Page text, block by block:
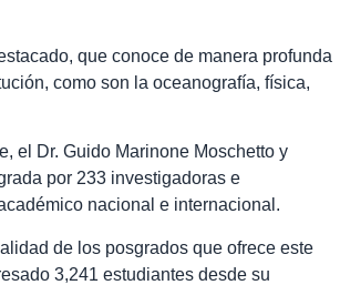
que conoce de manera profunda
como son la oceanografía, física,
el Dr. Guido Marinone Moschetto y
por 233 investigadoras e
nacional e internacional.
de los posgrados que ofrece este
3,241 estudiantes desde su